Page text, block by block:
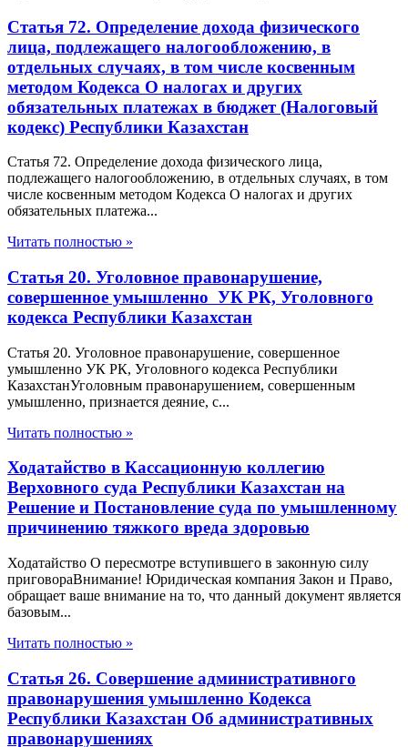
Статья 72. Определение дохода физического
лица, подлежащего налогообложению, в
отдельных случаях, в том числе косвенным
методом Кодекса О налогах и других
обязательных платежах в бюджет (Налоговый
кодекс) Республики Казахстан
Статья 72. Определение дохода физического лица,
подлежащего налогообложению, в отдельных случаях, в том
числе косвенным методом Кодекса О налогах и других
обязательных платежа...
Читать полностью »
Статья 20. Уголовное правонарушение,
совершенное умышленно УК РК, Уголовного
кодекса Республики Казахстан
Статья 20. Уголовное правонарушение, совершенное
умышленно УК РК, Уголовного кодекса Республики
КазахстанУголовным правонарушением, совершенным
умышленно, признается деяние, с...
Читать полностью »
Ходатайство в Кассационную коллегию
Верховного суда Республики Казахстан на
Решение и Постановление суда по умышленному
причинению тяжкого вреда здоровью
Ходатайство О пересмотре вступившего в законную силу
приговораВнимание! Юридическая компания Закон и Право,
обращает ваше внимание на то, что данный документ является
базовым...
Читать полностью »
Статья 26. Совершение административного
правонарушения умышленно Кодекса
Республики Казахстан Об административных
правонарушениях